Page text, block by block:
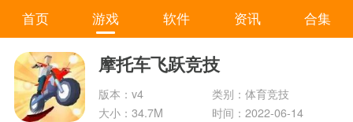
首页 游戏 软件 资讯 合集
摩托车飞跃竞技
版本：v4
类别：体育竞技
大小：34.7M
时间：2022-06-14